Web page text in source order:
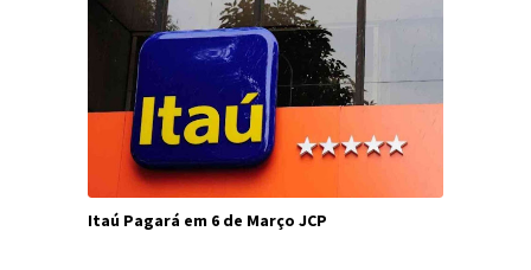
Itaú Pagará em 6 de Março JCP